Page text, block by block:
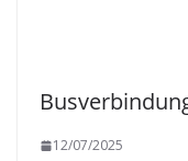
12/07/2025